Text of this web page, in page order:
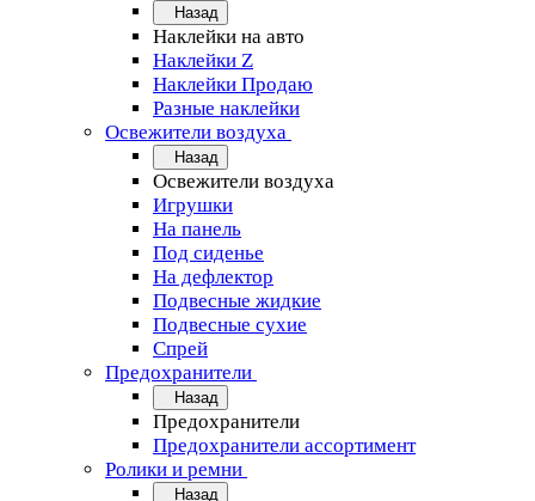
Назад
Наклейки на авто
Наклейки Z
Наклейки Продаю
Разные наклейки
Освежители воздуха
Назад
Освежители воздуха
Игрушки
На панель
Под сиденье
На дефлектор
Подвесные жидкие
Подвесные сухие
Спрей
Предохранители
Назад
Предохранители
Предохранители ассортимент
Ролики и ремни
Назад